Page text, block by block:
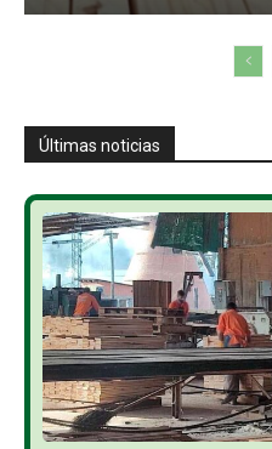
Últimas noticias